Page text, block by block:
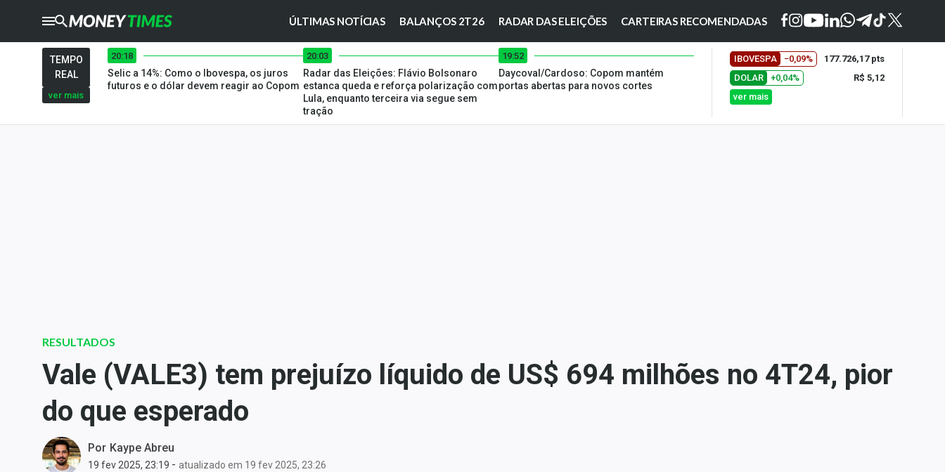
ÚLTIMAS NOTÍCIAS BALANÇOS 2T26 RADAR DAS ELEIÇÕES CARTEIRAS RECOMENDADAS
CRYPTOTIMES
TIMES
Central de Dividendos
Central de Fundos
Central dos IPOs
Renda Fixa
Finanças Pessoais
TEMPO
REAL
ver mais
20:18
Selic a 14%: Como o Ibovespa, os juros
futuros e o dólar devem reagir ao Copom
20:03
Radar das Eleições: Flávio Bolsonaro
estanca queda e reforça polarização com
Lula, enquanto terceira via segue sem
tração
19:52
Daycoval/Cardoso: Copom mantém
portas abertas para novos cortes
IBOVESPA −0,09%
177.726,17 pts
DOLAR
+0,04%
R$ 5,12
ver mais
RESULTADOS
Vale (VALE3) tem prejuízo líquido de US$ 694 milhões no 4T24, pior
do que esperado
Por Kaype Abreu
19 fev 2025, 23:19 - atualizado em 19 fev 2025, 23:26